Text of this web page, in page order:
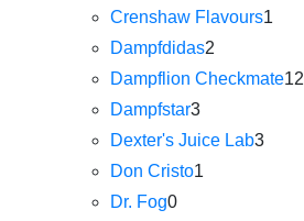
Crenshaw Flavours1
Dampfdidas2
Dampflion Checkmate12
Dampfstar3
Dexter's Juice Lab3
Don Cristo1
Dr. Fog0